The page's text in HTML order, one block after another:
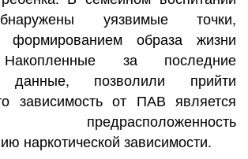
уязвимые точки,
формированием образа жизни
Накопленные за последние
данные, позволили прийти
зависимость от ПАВ является
предрасположенность
наркотической зависимости.